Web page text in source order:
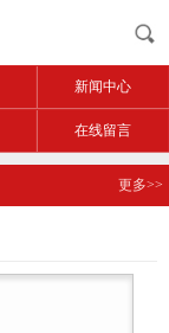
新闻中心
在线留言
更多>>